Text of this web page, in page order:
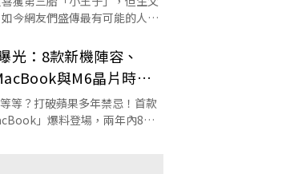
今網友們盛傳最有可能的人選
光：8款新機陣容、
與M6晶片時程
等？打破蘋果多年禁忌！首款
」爆料登場，兩年內8款